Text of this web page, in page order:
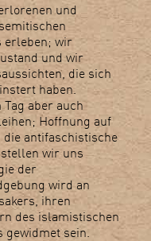
und
erleben; wir
und wir
die sich
haben.
aber auch
Hoffnung auf
antifaschistische
wir uns
der
wird an
ihren
des islamistischen
gewidmet sein.